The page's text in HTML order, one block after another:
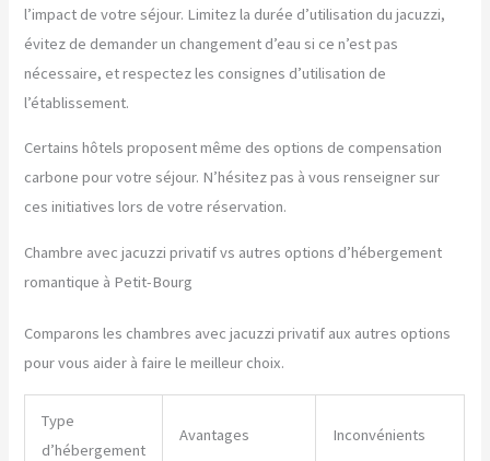
l’impact de votre séjour. Limitez la durée d’utilisation du jacuzzi,
évitez de demander un changement d’eau si ce n’est pas
nécessaire, et respectez les consignes d’utilisation de
l’établissement.
Certains hôtels proposent même des options de compensation
carbone pour votre séjour. N’hésitez pas à vous renseigner sur
ces initiatives lors de votre réservation.
Chambre avec jacuzzi privatif vs autres options d’hébergement
romantique à Petit-Bourg
Comparons les chambres avec jacuzzi privatif aux autres options
pour vous aider à faire le meilleur choix.
Type
d’hébergement
Avantages Inconvénients